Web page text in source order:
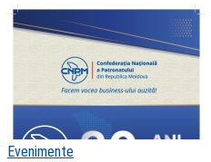
Evenimente